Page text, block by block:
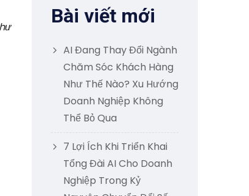
Bài viết mới
AI Đang Thay Đổi Ngành
Chăm Sóc Khách Hàng
Như Thế Nào? Xu Hướng
Doanh Nghiệp Không
Thể Bỏ Qua
7 Lợi Ích Khi Triển Khai
Tổng Đài AI Cho Doanh
Nghiệp Trong Kỷ